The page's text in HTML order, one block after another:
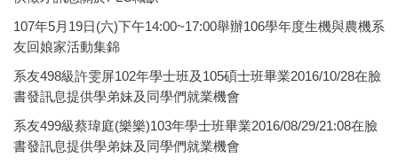
107年5月19日(六)下午14:00~17:00舉辦106學年度生機與農機系
友回娘家活動集錦
系友498級許雯屏102年學士班及105碩士班畢業2016/10/28在臉
書發訊息提供學弟妹及同學們就業機會
系友499級蔡瑋庭(樂樂)103年學士班畢業2016/08/29/21:08在臉
書發訊息提供學弟妹及同學們就業機會